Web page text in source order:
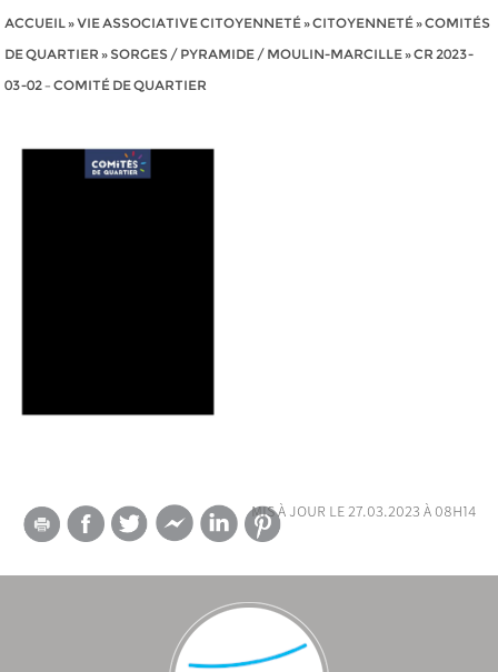
ACCUEIL»VIE ASSOCIATIVE CITOYENNETÉ»CITOYENNETÉ»COMITÉS
DE QUARTIER » SORGES / PYRAMIDE / MOULIN-MARCILLE»CR 2023-
03-02 – COMITÉ DE QUARTIER
mis à jour le 27.03.2023 à 08h14